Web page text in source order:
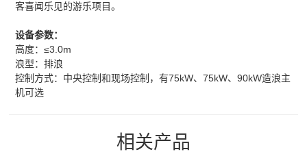
客喜闻乐见的游乐项目。
设备参数：
高度：≤3.0m
浪型：排浪
控制方式：中央控制和现场控制，有75kW、75kW、90kW造浪主
机可选
相关产品